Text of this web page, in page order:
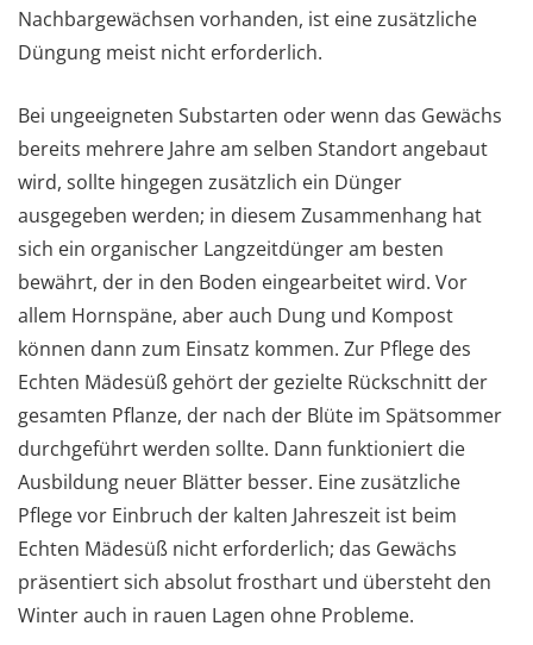
Nachbargewächsen vorhanden, ist eine zusätzliche
Düngung meist nicht erforderlich.
Bei ungeeigneten Substarten oder wenn das Gewächs
bereits mehrere Jahre am selben Standort angebaut
wird, sollte hingegen zusätzlich ein Dünger
ausgegeben werden; in diesem Zusammenhang hat
sich ein organischer Langzeitdünger am besten
bewährt, der in den Boden eingearbeitet wird. Vor
allem Hornspäne, aber auch Dung und Kompost
können dann zum Einsatz kommen. Zur Pflege des
Echten Mädesüß gehört der gezielte Rückschnitt der
gesamten Pflanze, der nach der Blüte im Spätsommer
durchgeführt werden sollte. Dann funktioniert die
Ausbildung neuer Blätter besser. Eine zusätzliche
Pflege vor Einbruch der kalten Jahreszeit ist beim
Echten Mädesüß nicht erforderlich; das Gewächs
präsentiert sich absolut frosthart und übersteht den
Winter auch in rauen Lagen ohne Probleme.